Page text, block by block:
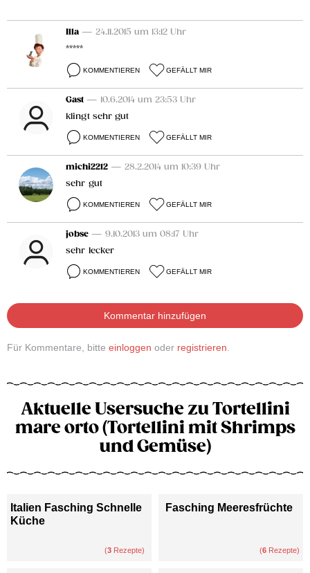
Illa — 24.11.2015 um 13:12 Uhr
*****
KOMMENTIEREN GEFÄLLT MIR
Gast — 10.6.2014 um 23:53 Uhr
klingt sehr gut
KOMMENTIEREN GEFÄLLT MIR
michi2212 — 28.2.2014 um 10:39 Uhr
sehr gut
KOMMENTIEREN GEFÄLLT MIR
jobse — 9.10.2013 um 08:17 Uhr
sehr lecker
KOMMENTIEREN GEFÄLLT MIR
Kommentar hinzufügen
Für Kommentare, bitte einloggen oder registrieren
Aktuelle Usersuche zu Tortellini
mare orto (Tortellini mit Shrimps
und Gemüse)
Italien Fasching Schnelle
Küche
(3 Rezepte)
Fasching Meeresfrüchte
(6 Rezepte)